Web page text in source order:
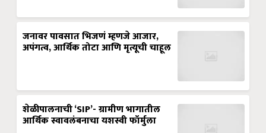
जनावर पावसात भिजणं म्हणजे आजार,
अपंगत्व, आर्थिक तोटा आणि मृत्यूची चाहूल
शेळीपालनाची ‘SIP’- ग्रामीण भागातील
आर्थिक स्वावलंबनाचा यशस्वी फॉर्मुला